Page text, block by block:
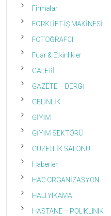
Firmalar
FORKLİFT-İŞ MAKİNESİ
FOTOĞRAFÇI
Fuar & Etkinlikler
GALERİ
GAZETE – DERGİ
GELİNLİK
GİYİM
GİYİM SEKTÖRÜ
GÜZELLİK SALONU
Haberler
HAC ORGANİZASYON
HALI YIKAMA
HASTANE – POLIKLINIK